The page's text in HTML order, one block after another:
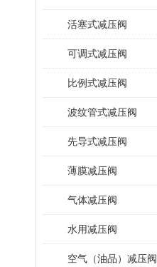
活塞式减压阀
可调式减压阀
比例式减压阀
波纹管式减压阀
先导式减压阀
薄膜减压阀
气体减压阀
水用减压阀
空气（油品）减压阀